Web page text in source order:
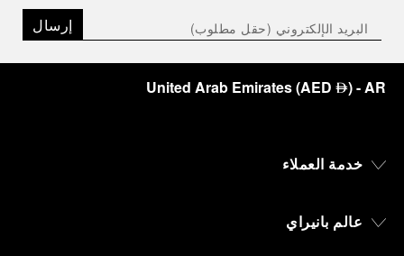
إرسال
United Arab Emirates(AED ⃃)- AR
خدمة العملاء
عالم بانيراي